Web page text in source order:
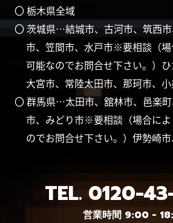
〇 栃木県全域
〇 茨城県…結城市、古河市、筑西
市、笠間市、水戸市※要相談（
可能なのでお問合せ下さい。）
大宮市、常陸太田市、那珂市、
〇 群馬県…太田市、舘林市、邑楽
市、みどり市※要相談（場合に
のでお問合せ下さい。）伊勢崎
TEL. 0120-
営業時間 9:00 -